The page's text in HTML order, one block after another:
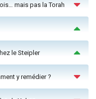
mais pas la Torah
le Steipler
y remédier ?